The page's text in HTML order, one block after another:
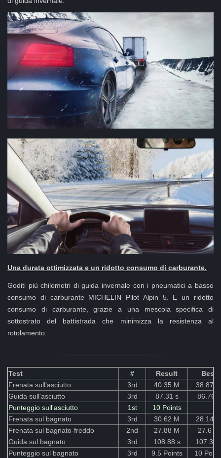
Una durata ottimizzata e un ridotto consumo di carburante.
Goditi più chilometri di guida invernale con i pneumatici a basso
consumo di carburante MICHELIN Pilot Alpin 5. E un ridotto
consumo di carburante, grazie a una mescola specifica di
sottostrato del battistrada che minimizza la resistenza al
rotolamento.
Test # Result
Best
Frenata sull'asciutto
3rd 40.35 M
38.87 M
Guida sull'asciutto
3rd 87.31 s
86.76 s
Punteggio sull'asciutto
1st
10 Points
Frenata sul bagnato
3rd 30.62 M
28.14 M
Frenata sul bagnato-freddo
2nd 27.88 M
27.6 M
Guida sul bagnato
3rd 108.88 s
107.35
Punteggio sul bagnato
3rd 9.5 Points
10